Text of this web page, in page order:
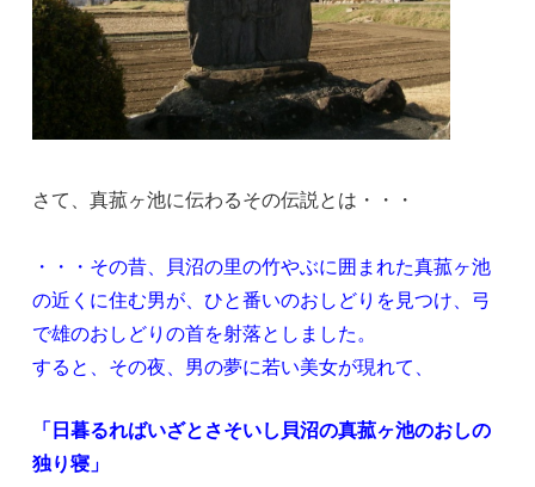
さて、真菰ヶ池に伝わるその伝説とは・・・
・・・その昔、貝沼の里の竹やぶに囲まれた真菰ヶ池
の近くに住む男が、ひと番いのおしどりを見つけ、弓
で雄のおしどりの首を射落としました。
すると、その夜、男の夢に若い美女が現れて、
「日暮るればいざとさそいし貝沼の真菰ヶ池のおしの
独り寝」